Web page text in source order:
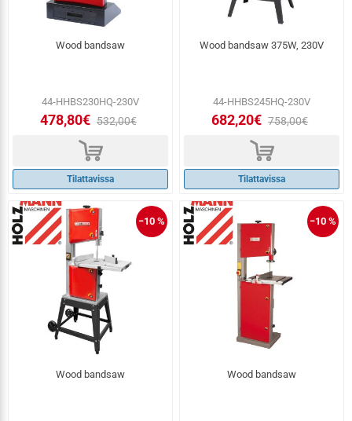
Wood bandsaw
44-HHBS230HQ-230V
478,80€ 532,00€
d
Tilattavissa
Wood bandsaw 375W, 230V
44-HHBS245HQ-230V
682,20€ 758,00€
d
Tilattavissa
−10 %
Wood bandsaw
−10 %
Wood bandsaw